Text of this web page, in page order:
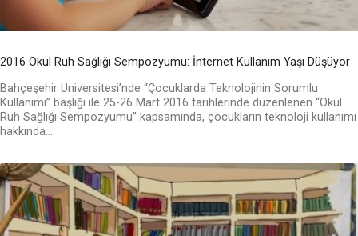
2016 Okul Ruh Sağlığı Sempozyumu: İnternet Kullanım Yaşı Düşüyor
Bahçeşehir Üniversitesi’nde “Çocuklarda Teknolojinin Sorumlu
Kullanımı” başlığı ile 25-26 Mart 2016 tarihlerinde düzenlenen “Okul
Ruh Sağlığı Sempozyumu” kapsamında, çocukların teknoloji kullanımı
hakkında...